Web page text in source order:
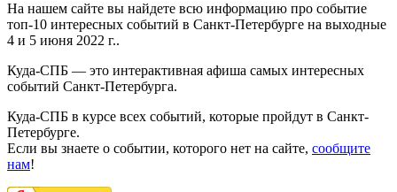
На нашем сайте вы найдете всю информацию про событие
топ-10 интересных событий в Санкт-Петербурге на выходные
4 и 5 июня 2022 г..
Куда-СПБ — это интерактивная афиша самых интересных
событий Санкт-Петербурга.
Куда-СПБ в курсе всех событий, которые пройдут в Санкт-
Петербурге.
Если вы знаете о событии, которого нет на сайте, сообщите
нам!